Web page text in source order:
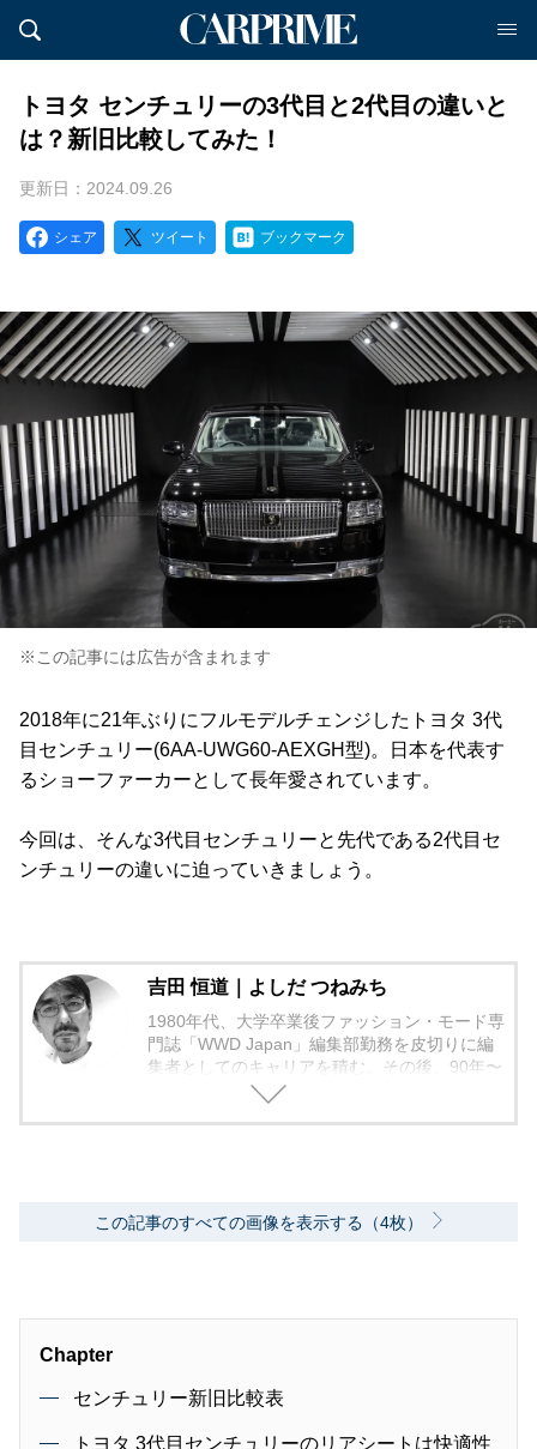
トヨタ センチュリーの3代目と2代目の違いと
は？新旧比較してみた！
更新日：2024.09.26
シェア ツイート ブックマーク
※この記事には広告が含まれます
2018年に21年ぶりにフルモデルチェンジしたトヨタ 3代
目センチュリー(6AA-UWG60-AEXGH型)。日本を代表す
るショーファーカーとして長年愛されています。
今回は、そんな3代目センチュリーと先代である2代目セ
ンチュリーの違いに迫っていきましょう。
吉田 恒道｜よしだ つねみち
1980年代、大学卒業後ファッション・モード専
門誌「WWD Japan」編集部勤務を皮切りに編
集者としてのキャリアを積む。その後、90年〜
2000年代、中堅出版社ダイヤモンド社の自動車
この記事のすべての画像を表示する（4枚）
Chapter
センチュリー新旧比較表
トヨタ 3代目センチュリーのリアシートは快適性